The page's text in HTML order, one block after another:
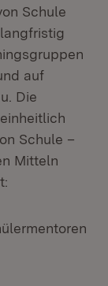
Schule
auf
Die
Schule –
Mitteln